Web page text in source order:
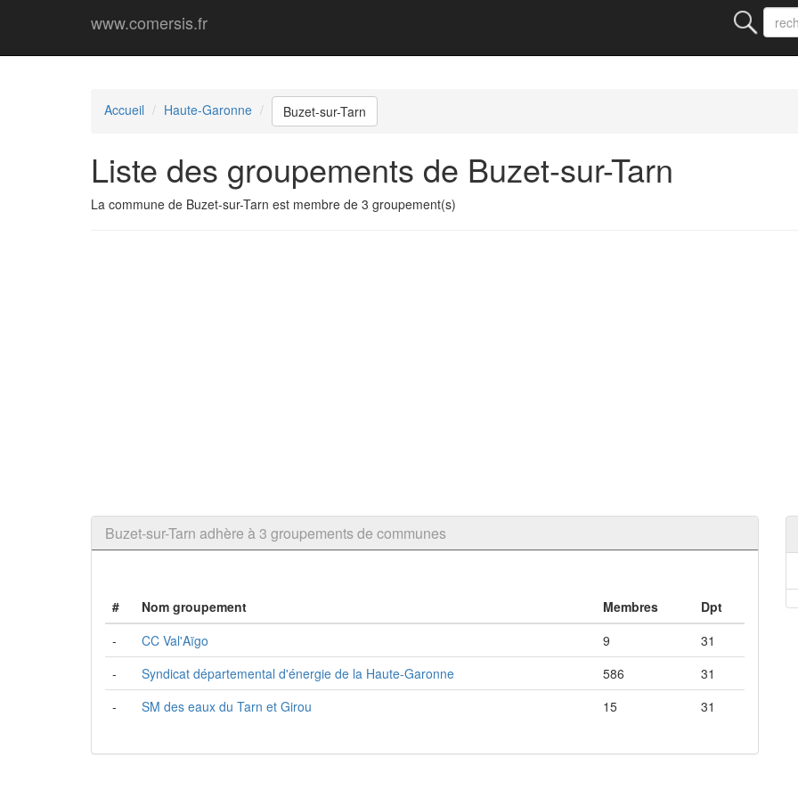
www.comersis.fr
Accueil Haute-Garonne Buzet-sur-Tarn
Liste des groupements de Buzet-sur-Tarn
La commune de Buzet-sur-Tarn est membre de 3 groupement(s)
Buzet-sur-Tarn adhère à 3 groupements de communes
# Nom groupement Membres
Dpt
-
CC Val'Aïgo 9
31
-
Syndicat départemental d'énergie de la Haute-Garonne 586
31
-
SM des eaux du Tarn et Girou 15 31